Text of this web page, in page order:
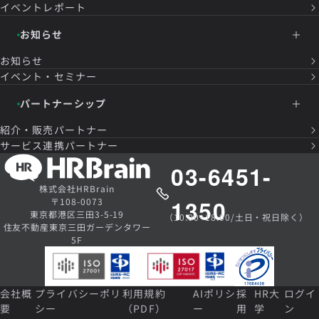
イベントレポート
お知らせ
お知らせ
イベント・セミナー
パートナーシップ
紹介・販売パートナー
サービス連携パートナー
株式会社HRBrain
〒108-0073
東京都港区三田3-5-19
住友不動産東京三田ガーデンタワー
5F
03-6451-
1350
（10:00~18:00/土日・祝日除く）
会社概
要
プライバシーポリ
シー
利用規約
（PDF）
AIポリシ
ー
採
用
HR大
学
ログイ
ン